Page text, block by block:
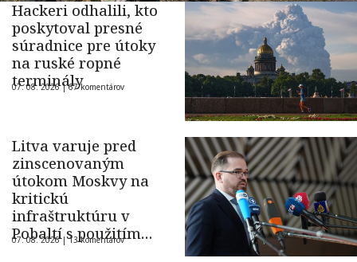
Hackeri odhalili, kto
poskytoval presné
súradnice pre útoky
na ruské ropné
terminály
07. 08. 2026 |67 komentárov
Litva varuje pred
zinscenovaným
útokom Moskvy na
kritickú
infraštruktúru v
Pobaltí s použitím
ukrajinského dronu
07. 08. 2026 |13 komentárov